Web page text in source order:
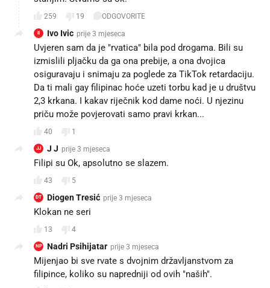
259 19 ODGOVORITE
II Ivo Ivic prije 3 mjeseca
Uvjeren sam da je "rvatica" bila pod drogama. Bili su
izmislili pljačku da ga ona prebije, a ona dvojica
osiguravaju i snimaju za poglede za TikTok retardaciju.
Da ti mali gay filipinac hoće uzeti torbu kad je u društvu
2,3 krkana. I kakav riječnik kod dame noći. U njezinu
priču može povjerovati samo pravi krkan...
40 1
JJ J J prije 3 mjeseca
Filipi su Ok, apsolutno se slazem.
43 5
DT Diogen Tresić prije 3 mjeseca
Klokan ne seri
13 4
NP Nadri Psihijatar prije 3 mjeseca
Mijenjao bi sve rvate s dvojnim državljanstvom za
filipince, koliko su napredniji od ovih "naših".